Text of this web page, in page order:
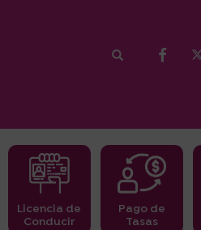
Licencia de
Conducir
Pago de
Tasas